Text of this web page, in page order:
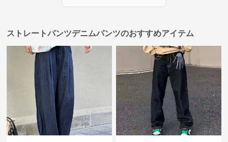
ストレートパンツデニムパンツのおすすめアイテム